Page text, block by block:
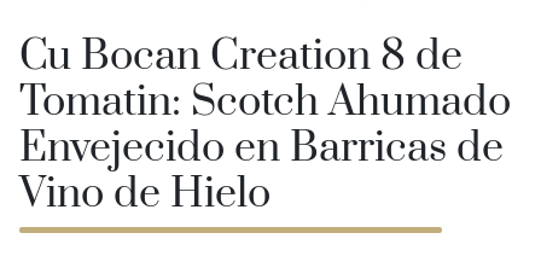
Cu Bocan Creation 8 de
Tomatin: Scotch Ahumado
Envejecido en Barricas de
Vino de Hielo